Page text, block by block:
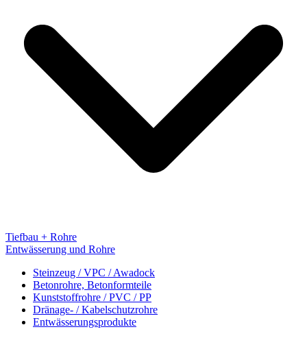
Tiefbau + Rohre
Entwässerung und Rohre
Steinzeug / VPC / Awadock
Betonrohre, Betonformteile
Kunststoffrohre / PVC / PP
Dränage- / Kabelschutzrohre
Entwässerungsprodukte